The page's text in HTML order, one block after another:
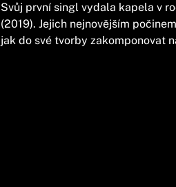
Svůj první singl vydala kapela v
(2019). Jejich nejnovějším
jak do své tvorby zakomponovat